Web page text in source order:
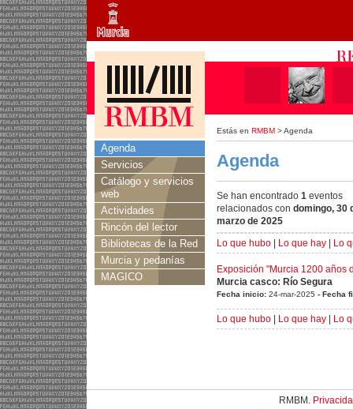
Estás en RMBM > Agenda
Agenda
Servicios
Catálogo y servicios
web
Actividades
Rincón del lector
Bibliotecas de la Red
Murcia y pedanías
MAGICO
Agenda
Se han encontrado 1 eventos
relacionados con domingo, 30
marzo de 2025
Lo que hubo
Lo que hay Lo
Exposición "Murcia 1200 años
Murcia casco: Río Segura
Fecha inicio: 24-mar-2025 - Fecha
Lo que hubo Lo que hay Lo
RMBM.